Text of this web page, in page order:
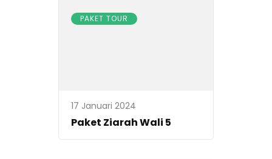
PAKET TOUR
17 Januari 2024
Paket Ziarah Wali 5